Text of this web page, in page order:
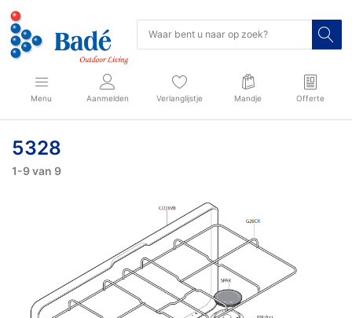
Menu Aanmelden Verlanglijstje Mandje Offerte
5328
1-9van 9